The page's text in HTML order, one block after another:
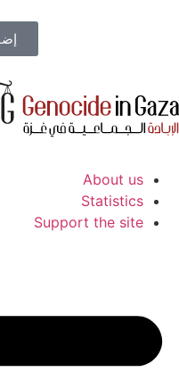
About us
Statistics
Support the site